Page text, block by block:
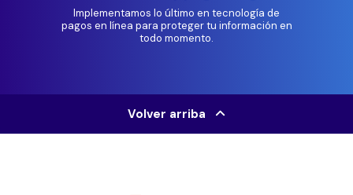
Implementamos lo último en tecnología de
pagos en línea para proteger tu información en
todo momento.
Volver arriba